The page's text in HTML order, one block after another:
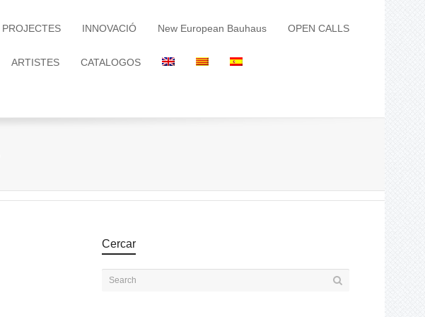
PROJECTES INNOVACIÓ New European Bauhaus OPEN CALLS
ARTISTES CATALOGOS
Cercar